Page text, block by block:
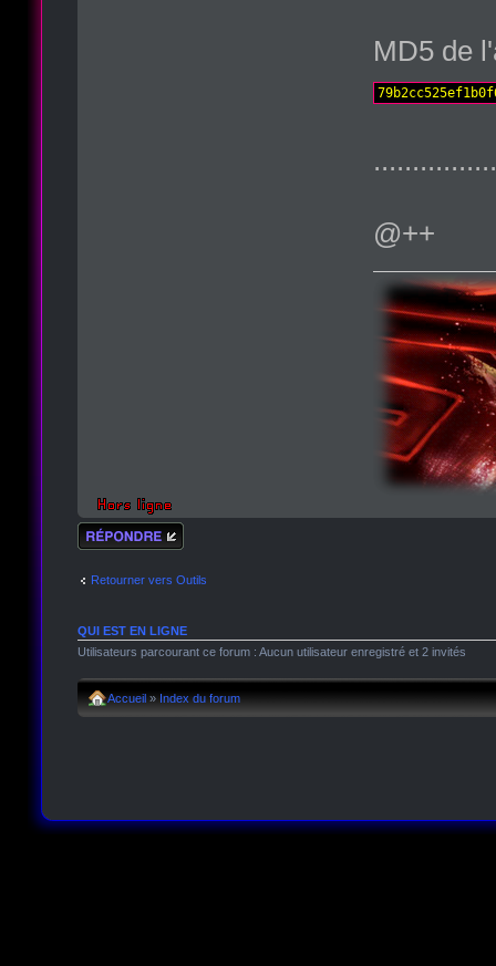
MD5 de
@++
Répondre
Retourner vers Outils
QUI EST EN LIGNE
Utilisateurs parcourant ce forum : Aucun utilisateur enregistré et 2 invités
Accueil » Index du forum